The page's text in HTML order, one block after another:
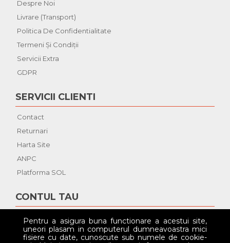
Pentru a asigura buna functionare a acestui site,
uneori plasam in computerul dumneavoastra mici
fisiere cu date, cunoscute sub numele de cookie-
Despre Noi
Livrare (Transport)
Politica De Confidentialitate
Termeni Şi Condiţii
Servicii Extra
GDPR
SERVICII CLIENTI
Contact
Returnari
Harta Site
ANPC
Platforma SOL
CONTUL TAU
Contul Tau
Istoric Comenzi